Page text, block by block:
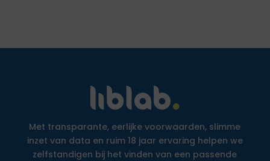
Met transparante, eerlijke voorwaarden, slimme
inzet van data en ruim 18 jaar ervaring helpen we
zelfstandigen bij het vinden van een passende